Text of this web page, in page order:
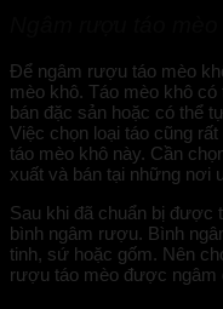
Để ngâm rượu táo mèo
mèo khô. Táo mèo khô
bán đặc sản hoặc có thể
Việc chọn loại táo cũng
táo mèo khô này. Cần
xuất và bán tại những nơi
Sau khi đã chuẩn bị được
bình ngâm rượu. Bình
tinh, sứ hoặc gốm. Nên
rượu táo mèo được ngâm